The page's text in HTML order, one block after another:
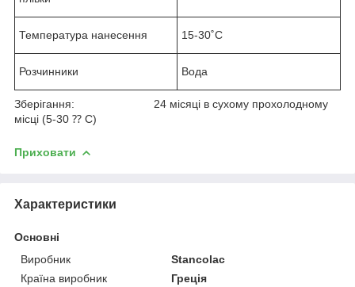
Температура нанесення 15-30˚C
Розчинники Вода
Зберігання: 24 місяці в сухому прохолодному
місці (5-30 ⁇ C)
Приховати
Характеристики
Основні
Виробник
Stancolac
Країна виробник
Греція